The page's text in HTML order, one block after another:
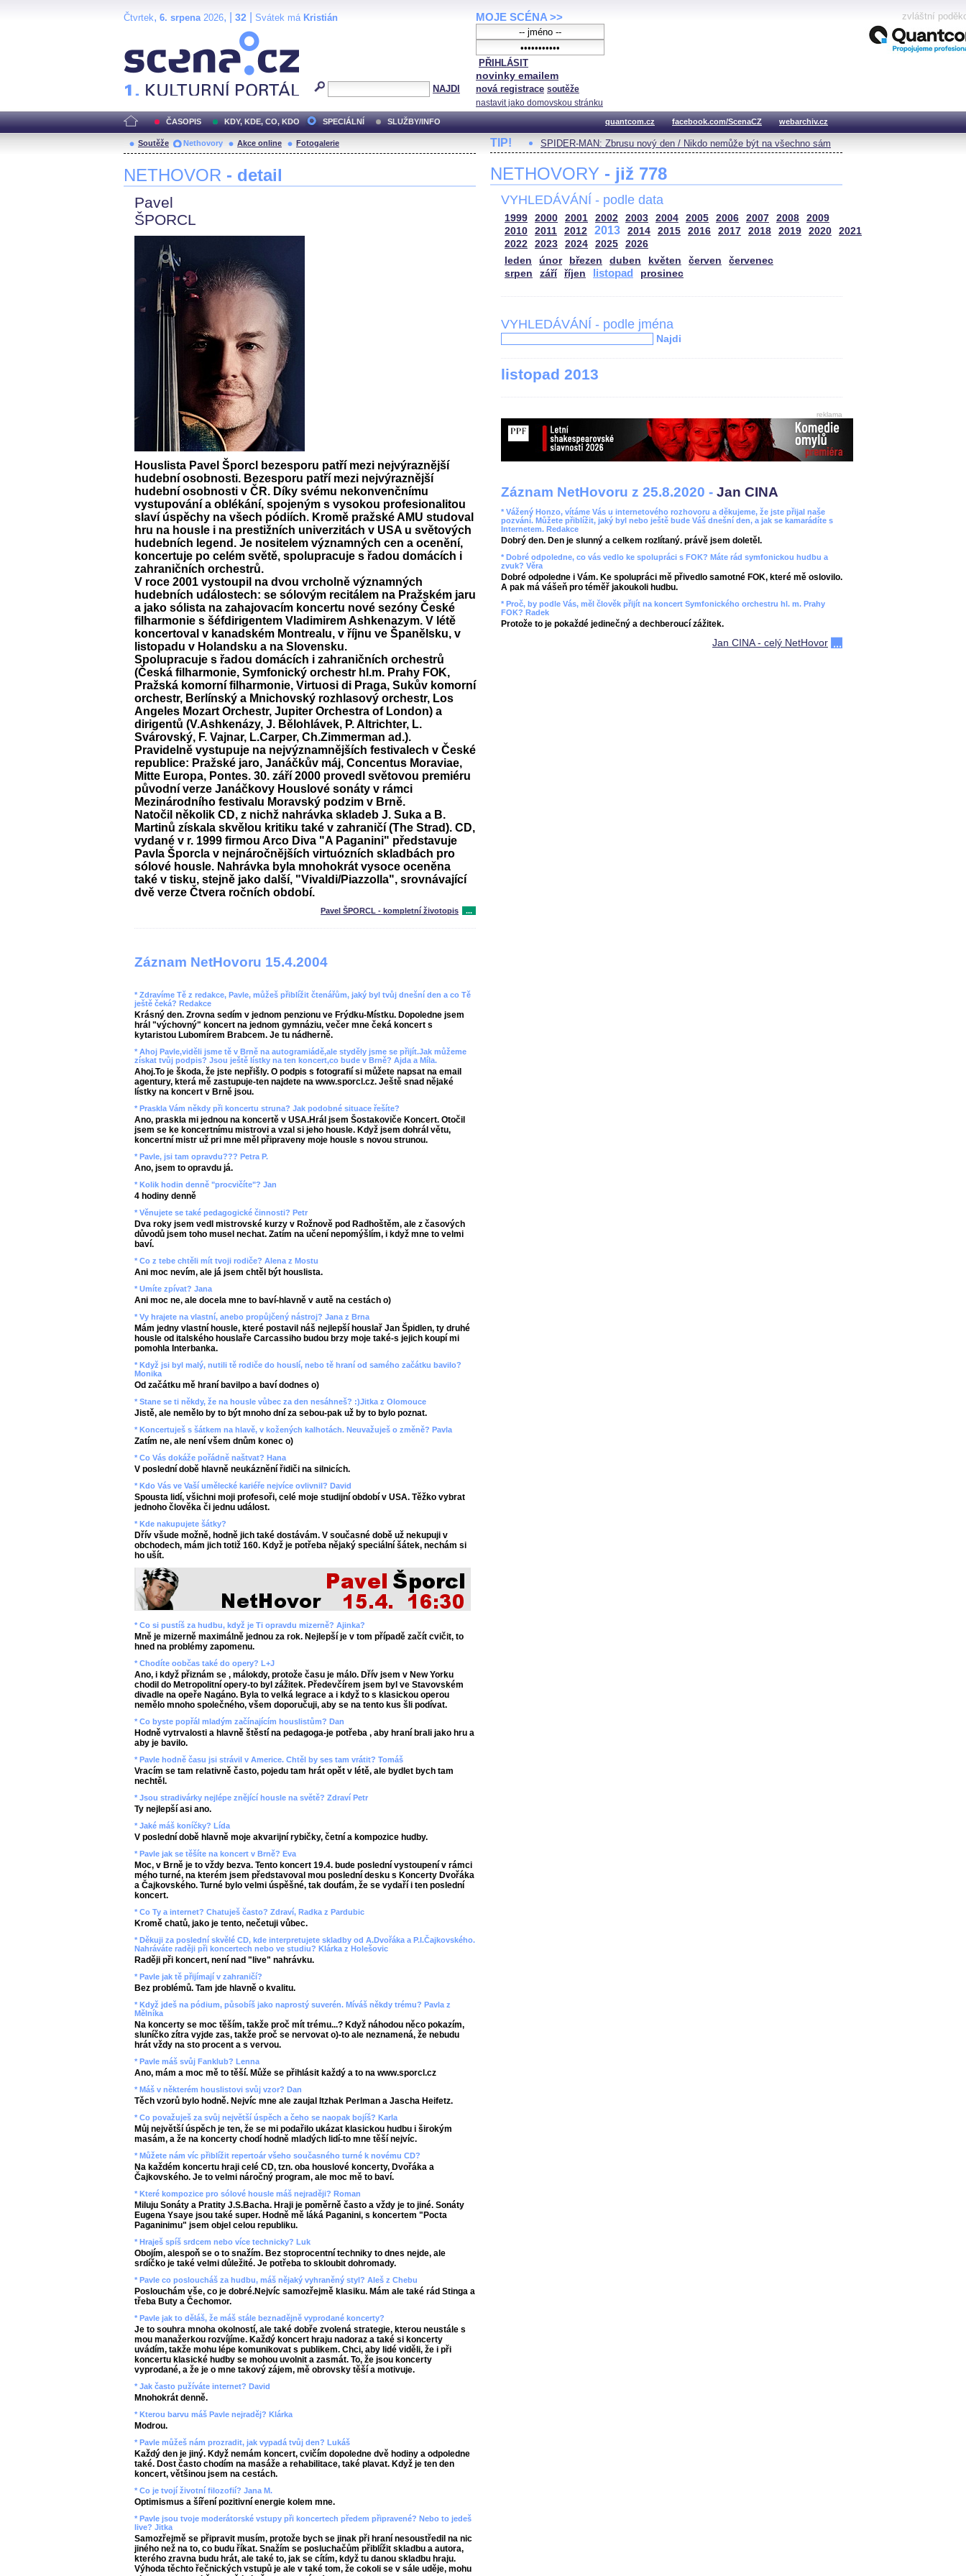
Čtvrtek, 6. srpena2026, | 32 Svátek má Kristián
NAJDI
MOJE SCÉNA >>
PŘIHLÁSIT
novinky emailem
nová registrace soutěže
nastavit jako domovskou stránku
zvláštní
ČASOPIS KDY, KDE, CO, KDO SPECIÁLNÍ SLUŽBY/INFO quantcom.cz facebook.com/ScenaCZ webarchiv.cz
Soutěže Nethovory Akce online Fotogalerie
NETHOVOR - detail
Pavel
ŠPORCL
Houslista Pavel Šporcl
bezesporu patří mezi nejvýraznější
hudební osobnosti. Bezesporu patří mezi nejvýraznější
hudební osobnosti v ČR. Díky svému nekonvenčnímu
vystupování a oblékání, spojeným s vysokou profesionalitou
slaví úspěchy na všech pódiích. Kromě pražské AMU studoval
hru na housle i na prestižních univerzitách v USA u světových
hudebních legend. Je nositelem významných cen a ocenění,
koncertuje po celém světě, spolupracuje s řadou domácích i
zahraničních orchestrů.
V roce 2001 vystoupil na dvou vrcholně významných
hudebních událostech: se sólovým recitálem na Pražském jaru
a jako sólista na zahajovacím koncertu nové sezóny České
filharmonie s šéfdirigentem Vladimirem Ashkenazym. V létě
koncertoval v kanadském Montrealu, v říjnu ve Španělsku, v
listopadu v Holandsku a na Slovensku.
Spolupracuje s řadou domácích i zahraničních orchestrů
(Česká filharmonie, Symfonický orchestr hl.m. Prahy FOK,
Pražská komorní filharmonie, Virtuosi di Praga, Sukův komorní
orchestr, Berlínský a Mnichovský rozhlasový orchestr, Los
Angeles Mozart Orchestr, Jupiter Orchestra of London) a
dirigentů (V.Ashkenázy, J. Bělohlávek, P. Altrichter, L.
Svárovský, F. Vajnar, L.Carper, Ch.Zimmerman ad.).
Pravidelně vystupuje na nejvýznamnějších festivalech v České
republice: Pražské jaro, Janáčkův máj, Concentus Moraviae,
Mitte Europa, Pontes. 30. září 2000 provedl světovou premiéru
původní verze Janáčkovy Houslové sonáty v rámci
Mezinárodního festivalu Moravský podzim v Brně.
Natočil několik CD, z nichž nahrávka skladeb J. Suka a B.
Martinů získala skvělou kritiku také v zahraničí (The Strad). CD,
vydané v r. 1999 firmou Arco Diva "A Paganini" představuje
Pavla Šporcla v nejnáročnějších virtuózních skladbách pro
sólové housle. Nahrávka byla mnohokrát vysoce oceněna
také v tisku, stejně jako další, "Vivaldi/Piazzolla", srovnávající
dvě verze Čtvera ročních období.
Pavel ŠPORCL - kompletní životopis ...
Záznam NetHovoru 15.4.2004
* Zdravíme Tě z redakce, Pavle, můžeš přiblížit čtenářům, jaký byl tvůj dnešní den a co Tě
ještě čeká? Redakce
Krásný den. Zrovna sedím v jednom penzionu ve Frýdku-Místku. Dopoledne jsem
hrál "výchovný" koncert na jednom gymnáziu, večer mne čeká koncert s
kytaristou Lubomírem Brabcem. Je tu nádherně.
* Ahoj Pavle,viděli jsme tě v Brně na autogramiádě,ale styděly jsme se přijít.Jak můžeme
získat tvůj podpis? Jsou ještě lístky na ten koncert,co bude v Brně? Ajda a Míla.
Ahoj.To je škoda, že jste nepřišly. O podpis s fotografií si můžete napsat na email
agentury, která mě zastupuje-ten najdete na www.sporcl.cz. Ještě snad nějaké
lístky na koncert v Brně jsou.
* Praskla Vám někdy při koncertu struna? Jak podobné situace řešíte?
Ano, praskla mi jednou na koncertě v USA.Hrál jsem Šostakoviče Koncert. Otočil
jsem se ke koncertnímu mistrovi a vzal si jeho housle. Když jsem dohrál větu,
koncertní mistr už pri mne měl připraveny moje housle s novou strunou.
* Pavle, jsi tam opravdu??? Petra P.
Ano, jsem to opravdu já.
* Kolik hodin denně "procvičíte"? Jan
4 hodiny denně
* Věnujete se také pedagogické činnosti? Petr
Dva roky jsem vedl mistrovské kurzy v Rožnově pod Radhoštěm, ale z časových
důvodů jsem toho musel nechat. Zatím na učení nepomýšlím, i když mne to velmi
baví.
* Co z tebe chtěli mít tvoji rodiče? Alena z Mostu
Ani moc nevím, ale já jsem chtěl být houslista.
* Umíte zpívat? Jana
Ani moc ne, ale docela mne to baví-hlavně v autě na cestách o)
* Vy hrajete na vlastní, anebo propůjčený nástroj? Jana z Brna
Mám jedny vlastní housle, které postavil náš nejlepší houslař Jan Špidlen, ty druhé
housle od italského houslaře Carcassiho budou brzy moje také-s jejich koupí mi
pomohla Interbanka.
* Když jsi byl malý, nutili tě rodiče do houslí, nebo tě hraní od samého začátku bavilo?
Monika
Od začátku mě hraní bavilpo a baví dodnes o)
* Stane se ti někdy, že na housle vůbec za den nesáhneš? :)Jitka z Olomouce
Jistě, ale nemělo by to být mnoho dní za sebou-pak už by to bylo poznat.
* Koncertuješ s šátkem na hlavě, v kožených kalhotách. Neuvažuješ o změně? Pavla
Zatím ne, ale není všem dnům konec o)
* Co Vás dokáže pořádně naštvat? Hana
V poslední době hlavně neukáznění řidiči na silnicích.
* Kdo Vás ve Vaší umělecké kariéře nejvíce ovlivnil? David
Spousta lidí, všichni moji profesoři, celé moje studijní období v USA. Těžko vybrat
jednoho člověka či jednu událost.
* Kde nakupujete šátky?
Dřív všude možně, hodně jich také dostávám. V současné době už nekupuji v
obchodech, mám jich totiž 160. Když je potřeba nějaký speciální šátek, nechám si
ho ušít.
* Co si pustíš za hudbu, když je Ti opravdu mizerně? Ajinka?
Mně je mizerně maximálně jednou za rok. Nejlepší je v tom případě začít cvičit, to
hned na problémy zapomenu.
* Chodíte oobčas také do opery? L+J
Ano, i když přiznám se , málokdy, protože času je málo. Dřív jsem v New Yorku
chodil do Metropolitní opery-to byl zážitek. Předevčírem jsem byl ve Stavovském
divadle na opeře Nagáno. Byla to velká legrace a i když to s klasickou operou
nemělo mnoho společného, všem doporučuji, aby se na tento kus šli podívat.
* Co byste popřál mladým začínajícím houslistům? Dan
Hodně vytrvalosti a hlavně štěstí na pedagoga-je potřeba , aby hraní brali jako hru a
aby je bavilo.
* Pavle hodně času jsi strávil v Americe. Chtěl by ses tam vrátit? Tomáš
Vracím se tam relativně často, pojedu tam hrát opět v létě, ale bydlet bych tam
nechtěl.
* Jsou stradivárky nejlépe znějící housle na světě? Zdraví Petr
Ty nejlepší asi ano.
* Jaké máš koníčky? Lída
V poslední době hlavně moje akvarijní rybičky, četní a kompozice hudby.
* Pavle jak se těšíte na koncert v Brně? Eva
Moc, v Brně je to vždy bezva. Tento koncert 19.4. bude poslední vystoupení v rámci
mého turné, na kterém jsem představoval mou poslední desku s Koncerty Dvořáka
a Čajkovského. Turné bylo velmi úspěšné, tak doufám, že se vydaří i ten poslední
koncert.
* Co Ty a internet? Chatuješ často? Zdraví, Radka z Pardubic
Kromě chatů, jako je tento, nečetuji vůbec.
* Děkuji za poslední skvělé CD, kde interpretujete skladby od A.Dvořáka a P.I.Čajkovského.
Nahráváte raději při koncertech nebo ve studiu? Klárka z Holešovic
Raději při koncert, není nad "live" nahrávku.
* Pavle jak tě přijímají v zahraničí?
Bez problémů. Tam jde hlavně o kvalitu.
* Když jdeš na pódium, působíš jako naprostý suverén. Míváš někdy trému? Pavla z
Mělníka
Na koncerty se moc těším, takže proč mít trému...? Když náhodou něco pokazím,
sluníčko zítra vyjde zas, takže proč se nervovat o)-to ale neznamená, že nebudu
hrát vždy na sto procent a s vervou.
* Pavle máš svůj Fanklub? Lenna
Ano, mám a moc mě to těší. Může se přihlásit každý a to na www.sporcl.cz
* Máš v některém houslistovi svůj vzor? Dan
Těch vzorů bylo hodně. Nejvíc mne ale zaujal Itzhak Perlman a Jascha Heifetz.
* Co považuješ za svůj největší úspěch a čeho se naopak bojíš? Karla
Můj největší úspěch je ten, že se mi podařilo ukázat klasickou hudbu i širokým
masám, a že na koncerty chodí hodně mladých lidí-to mne těší nejvíc.
* Můžete nám víc přiblížit repertoár všeho současného turné k novému CD?
Na každém koncertu hraji celé CD, tzn. oba houslové koncerty, Dvořáka a
Čajkovského. Je to velmi náročný program, ale moc mě to baví.
* Které kompozice pro sólové housle máš nejraději? Roman
Miluju Sonáty a Pratity J.S.Bacha. Hraji je poměrně často a vždy je to jiné. Sonáty
Eugena Ysaye jsou také super. Hodně mě láká Paganini, s koncertem "Pocta
Paganinimu" jsem objel celou republiku.
* Hraješ spíš srdcem nebo více technicky? Luk
Obojím, alespoň se o to snažím. Bez stoprocentní techniky to dnes nejde, ale
srdíčko je také velmi důležité. Je potřeba to skloubit dohromady.
* Pavle co posloucháš za hudbu, máš nějaký vyhraněný styl? Aleš z Chebu
Poslouchám vše, co je dobré.Nejvíc samozřejmě klasiku. Mám ale také rád Stinga a
třeba Buty a Čechomor.
* Pavle jak to děláš, že máš stále beznadějně vyprodané koncerty?
Je to souhra mnoha okolností, ale také dobře zvolená strategie, kterou neustále s
mou manažerkou rozvíjíme. Každý koncert hraju nadoraz a také si koncerty
uvádím, takže mohu lépe komunikovat s publikem. Chci, aby lidé viděli, že i při
koncertu klasické hudby se mohou uvolnit a zasmát. To, že jsou koncerty
vyprodané, a že je o mne takový zájem, mě obrovsky těší a motivuje.
* Jak často pužíváte internet? David
Mnohokrát denně.
* Kterou barvu máš Pavle nejraděj? Klárka
Modrou.
* Pavle můžeš nám prozradit, jak vypadá tvůj den? Lukáš
Každý den je jiný. Když nemám koncert, cvičím dopoledne dvě hodiny a odpoledne
také. Dost často chodím na masáže a rehabilitace, také plavat. Když je ten den
koncert, většinou jsem na cestách.
* Co je tvojí životní filozofií? Jana M.
Optimismus a šíření pozitivní energie kolem mne.
* Pavle jsou tvoje moderátorské vstupy při koncertech předem připravené? Nebo to jedeš
live? Jitka
Samozřejmě se připravit musím, protože bych se jinak při hraní nesoustředil na nic
jiného než na to, co budu říkat. Snažím se posluchačům přiblížit skladbu a autora,
kterého zravna budu hrát, ale také to, jak se cítím, když tu danou skladbu hraju.
Výhoda těchto řečnických vstupů je ale v také tom, že cokoli se v sále uděje, mohu
TIP! SPIDER-MAN: Zbrusu nový den / Nikdo nemůže být na všechno sám
NETHOVORY - již 778
VYHLEDÁVÁNÍ - podle data
1999 2000 2001 2002 2003 2004 2005 2006 2007 2008
2009
2010
2011 2012 2013 2014 2015 2016 2017 2018 2019 2020
2021
2022
2023 2024 2025
2026
leden
únor březen duben květen červen
červenec
srpen
září říjen listopad prosinec
VYHLEDÁVÁNÍ - podle jména
Najdi
listopad 2013
reklama
Záznam NetHovoru z 25.8.2020 - Jan CINA
* Vážený Honzo, vítáme Vás u internetového rozhovoru a děkujeme, že jste přijal naše
pozvání. Můžete přiblížit, jaký byl nebo ještě bude Váš dnešní den, a jak se kamarádíte s
Internetem. Redakce
Dobrý den. Den je slunný a celkem rozlítaný. právě jsem doletěl.
* Dobré odpoledne, co vás vedlo ke spolupráci s FOK? Máte rád symfonickou hudbu a
zvuk? Věra
Dobré odpoledne i Vám. Ke spolupráci mě přivedlo samotné FOK, které mě oslovilo.
A pak má vášeň pro téměř jakoukoli hudbu.
* Proč, by podle Vás, měl člověk přijít na koncert Symfonického orchestru hl. m. Prahy
FOK? Radek
Protože to je pokaždé jedinečný a dechberoucí zážitek.
Jan CINA - celý NetHovor